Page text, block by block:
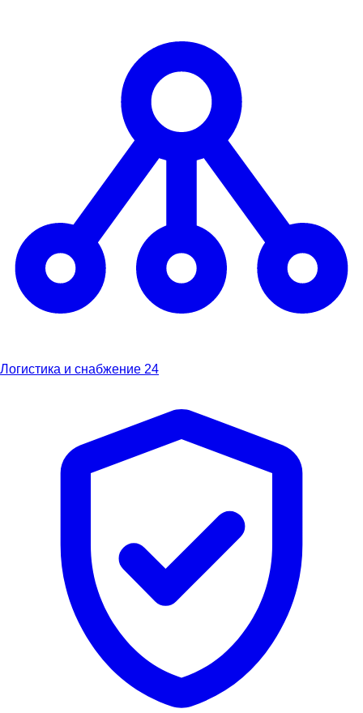
Логистика и снабжение 24